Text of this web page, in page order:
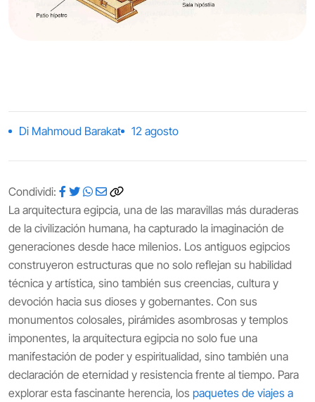
Di Mahmoud Barakat 12 agosto
Condividi:
La arquitectura egipcia, una de las maravillas más duraderas
de la civilización humana, ha capturado la imaginación de
generaciones desde hace milenios. Los antiguos egipcios
construyeron estructuras que no solo reflejan su habilidad
técnica y artística, sino también sus creencias, cultura y
devoción hacia sus dioses y gobernantes. Con sus
monumentos colosales, pirámides asombrosas y templos
imponentes, la arquitectura egipcia no solo fue una
manifestación de poder y espiritualidad, sino también una
declaración de eternidad y resistencia frente al tiempo. Para
explorar esta fascinante herencia, los paquetes de viajes a